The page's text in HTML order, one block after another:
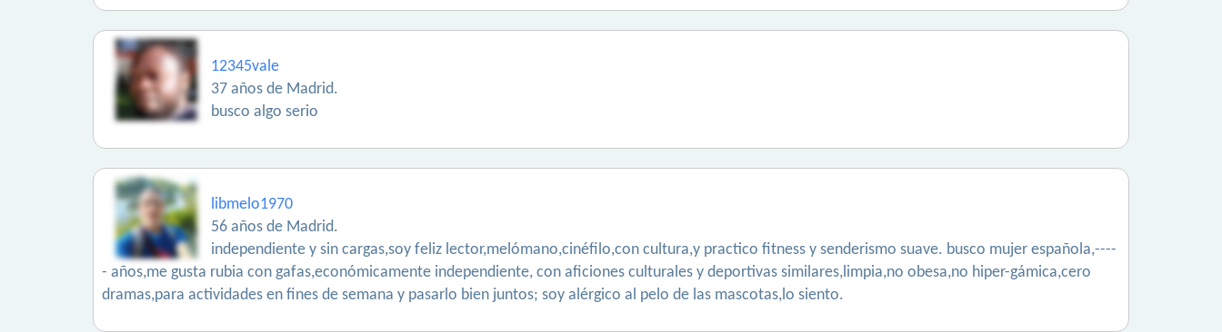
12345vale
37 años de Madrid.
busco algo serio
libmelo1970
56 años de Madrid.
independiente y sin cargas,soy feliz lector,melómano,cinéfilo,con cultura,y practico fitness y senderismo suave. busco mujer española,----
- años,me gusta rubia con gafas,económicamente independiente, con aficiones culturales y deportivas similares,limpia,no obesa,no hiper-gámica,cero
dramas,para actividades en fines de semana y pasarlo bien juntos; soy alérgico al pelo de las mascotas,lo siento.